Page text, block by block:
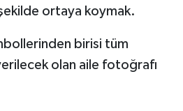
ortaya koymak.
birisi tüm
olan aile fotoğrafı